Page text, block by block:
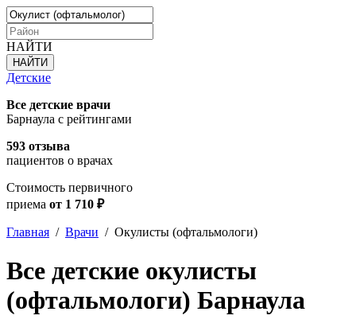
НАЙТИ
Детские
Все детские врачи
Барнаула с рейтингами
593 отзыва
пациентов о врачах
Стоимость первичного
приема от 1 710 ₽
Главная / Врачи / Окулисты (офтальмологи)
Все детские окулисты
(офтальмологи) Барнаула